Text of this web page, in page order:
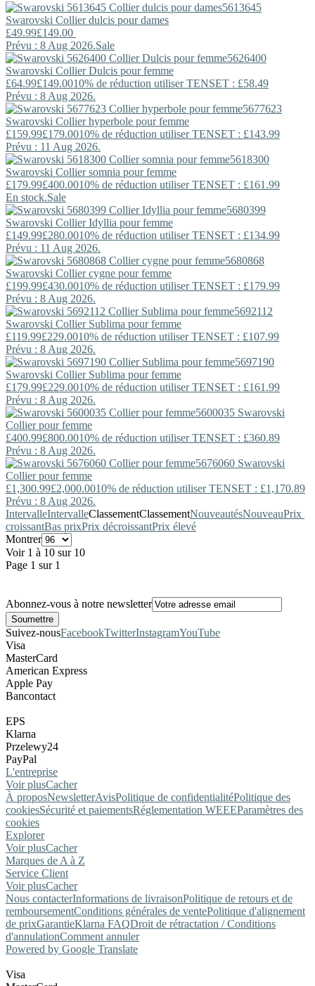
5613645
Swarovski Collier dulcis pour dames
£49.99£149.00
Prévu : 8 Aug 2026.Sale
5626400
Swarovski Collier Dulcis pour femme
£64.99£149.0010% de réduction utiliser TENSET : £58.49
Prévu : 8 Aug 2026.
5677623
Swarovski Collier hyperbole pour femme
£159.99£179.0010% de réduction utiliser TENSET : £143.99
Prévu : 11 Aug 2026.
5618300
Swarovski Collier somnia pour femme
£179.99£400.0010% de réduction utiliser TENSET : £161.99
En stock.Sale
5680399
Swarovski Collier Idyllia pour femme
£149.99£280.0010% de réduction utiliser TENSET : £134.99
Prévu : 11 Aug 2026.
5680868
Swarovski Collier cygne pour femme
£199.99£430.0010% de réduction utiliser TENSET : £179.99
Prévu : 8 Aug 2026.
5692112
Swarovski Collier Sublima pour femme
£119.99£229.0010% de réduction utiliser TENSET : £107.99
Prévu : 8 Aug 2026.
5697190
Swarovski Collier Sublima pour femme
£179.99£229.0010% de réduction utiliser TENSET : £161.99
Prévu : 8 Aug 2026.
5600035 Swarovski
Collier pour femme
£400.99£800.0010% de réduction utiliser TENSET : £360.89
Prévu : 8 Aug 2026.
5676060 Swarovski
Collier pour femme
£1,300.99£2,000.0010% de réduction utiliser TENSET : £1,170.89
Prévu : 8 Aug 2026.
IntervalleIntervalleClassementClassementNouveautésNouveauPrix ​​
croissantBas prixPrix décroissantPrix élevé
Montrer
Voir 1 à 10 sur 10
Page 1 sur 1
Abonnez-vous à notre newsletter
Suivez-nousFacebookTwitterInstagramYouTube
Visa
MasterCard
American Express
Apple Pay
Bancontact
EPS
Klarna
Przelewy24
PayPal
L'entreprise
Voir plusCacher
À proposNewsletterAvisPolitique de confidentialitéPolitique des
cookiesSécurité et paiementsRéglementation WEEEParamètres des
cookies
Explorer
Voir plusCacher
Marques de A à Z
Service Client
Voir plusCacher
Nous contacterInformations de livraisonPolitique de retours et de
remboursementConditions générales de ventePolitique d'alignement
de prixGarantieKlarna FAQDroit de rétractation / Conditions
d'annulationComment annuler
Powered by Google Translate
Visa